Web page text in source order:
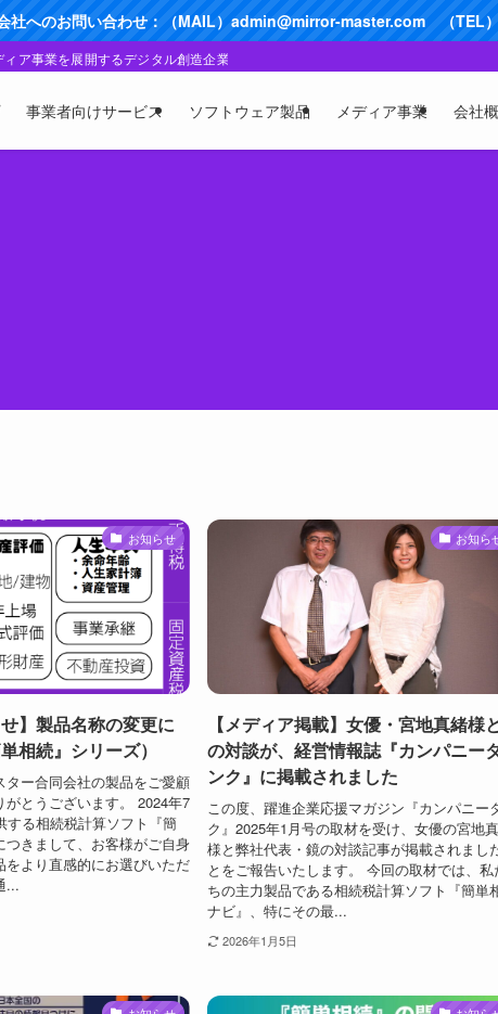
社へのお問い合わせ：（MAIL）admin@mirror-master.com （TEL
ア事業を展開するデジタル創造企業
事業者向けサービス ソフトウェア製品 メディア事業 会社
お知らせ
せ】製品名称の変更に
相続』シリーズ）
ター合同会社の製品をご愛顧
がとうございます。 2024年7
する相続税計算ソフト『簡
つきまして、お客様がご自身
をより直感的にお選びいただ
...
お知ら
【メディア掲載】女優・宮地真緒様
の対談が、経営情報誌『カンパニー
ンク』に掲載されました
この度、躍進企業応援マガジン『カンパニー
ク』2025年1月号の取材を受け、女優の宮地
様と弊社代表・鏡の対談記事が掲載されまし
とをご報告いたします。 今回の取材では、私
ちの主力製品である相続税計算ソフト『簡単
ナビ』、特にその最...
2026年1月5日